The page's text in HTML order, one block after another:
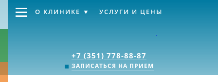
+7 (351) 778-88-87
ЗАПИСАТЬСЯ НА ПРИЕМ
О КЛИНИКЕ УСЛУГИ И ЦЕНЫ